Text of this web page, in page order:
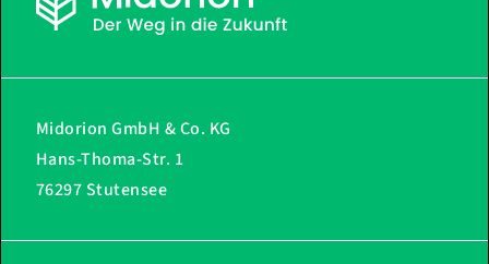
Midorion GmbH & Co. KG
Hans-Thoma-Str. 1
76297 Stutensee